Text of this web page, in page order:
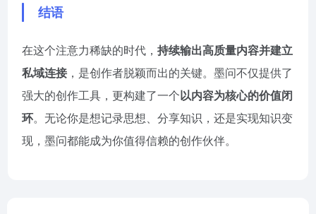
结语
在这个注意力稀缺的时代， 持续输出高质量内容并建立
私域连接 ，是创作者脱颖而出的关键。墨问不仅提供了
强大的创作工具，更构建了一个以内容为核心的价值闭
环。无论你是想记录思想、分享知识，还是实现知识变
现，墨问都能成为你值得信赖的创作伙伴。